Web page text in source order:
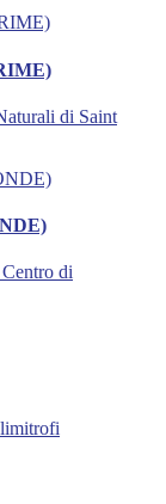
di Saint
di
limitrofi